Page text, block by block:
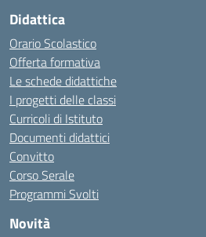
Didattica
Orario Scolastico
Offerta formativa
Le schede didattiche
I progetti delle classi
Curricoli di Istituto
Documenti didattici
Convitto
Corso Serale
Programmi Svolti
Novità